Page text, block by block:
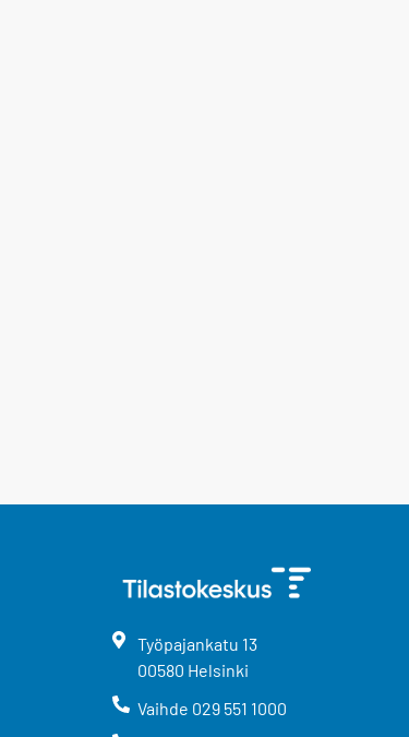
Työpajankatu 13
00580 Helsinki
Vaihde 029 551 1000